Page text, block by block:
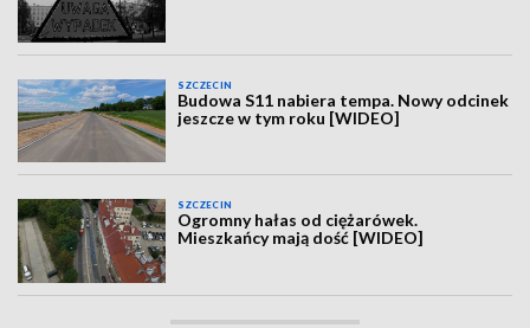
SZCZECIN
Budowa S11 nabiera tempa. Nowy odcinek
jeszcze w tym roku [WIDEO]
SZCZECIN
Ogromny hałas od ciężarówek.
Mieszkańcy mają dość [WIDEO]